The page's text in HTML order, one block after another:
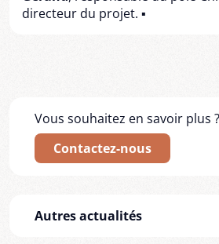
directeur du projet. ▪
Vous souhaitez en savoir plus ?
Contactez-nous
Autres actualités